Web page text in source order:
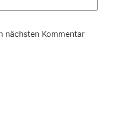
nächsten Kommentar